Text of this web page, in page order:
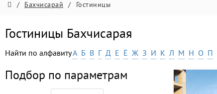
/ Бахчисарай / Гостиницы
Гостиницы Бахчисарая
Найти по алфавитуА Б В Г Д Е Ё Ж З И К Л М Н О П
Подбор по параметрам